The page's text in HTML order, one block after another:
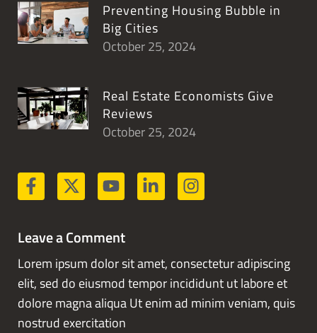
Preventing Housing Bubble in
Big Cities
October 25, 2024
Real Estate Economists Give
Reviews
October 25, 2024
Leave a Comment
Lorem ipsum dolor sit amet, consectetur adipiscing
elit, sed do eiusmod tempor incididunt ut labore et
dolore magna aliqua Ut enim ad minim veniam, quis
nostrud exercitation